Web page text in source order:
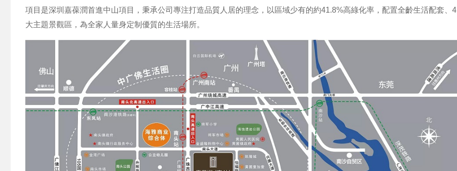
項目是深圳嘉葆潤首進中山項目，秉承公司專注打造品質人居的理念，以區域少有的約41.8%高綠化率，配置全齡生活配套、4
大主題景觀區，為全家人量身定制優質的生活場所。